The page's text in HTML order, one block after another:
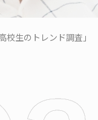
生のトレンド調査」